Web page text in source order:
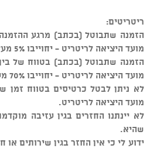
ריטריטים:
מועד היציאה לריטריט - יחוייבו 5% מעלות הריטריט בלבד.
מועד היציאה לריטריט - יחוייבו 70% מעלות הריטריט בלבד.
מועד היציאה לריטריט.
לא יינתנו החזרים בגין עזיבה
שהיא.
ידוע לי כי אין החזר בגין שירותים או